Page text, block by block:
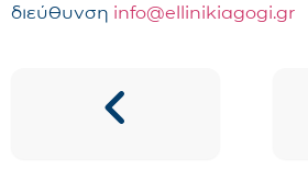
διεύθυνση info@ellinikiagogi.gr